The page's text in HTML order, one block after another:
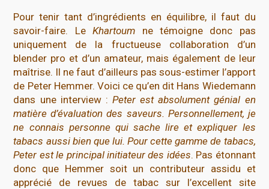
Pour tenir tant d’ingrédients en équilibre, il faut du
savoir-faire. LeKhartoum ne témoigne donc pas
uniquement de la fructueuse collaboration d’un
blender pro et d’un amateur, mais également de leur
maîtrise. Il ne faut d’ailleurs pas sous-estimer l’apport
de Peter Hemmer. Voici ce qu’en dit Hans Wiedemann
dans une interview : Peter est absolument génial en
matière d’évaluation des saveurs. Personnellement, je
ne connais personne qui sache lire et expliquer les
tabacs aussi bien que lui. Pour cette gamme de tabacs,
Peter est le principal initiateur des idées. Pas étonnant
donc que Hemmer soit un contributeur assidu et
apprécié de revues de tabac sur l’excellent site